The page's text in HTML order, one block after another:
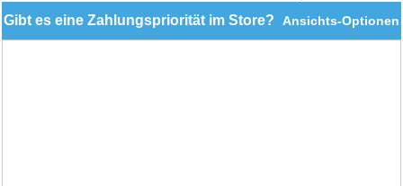
Ansichts-Optionen
Gibt es eine Zahlungspriorität im Store?